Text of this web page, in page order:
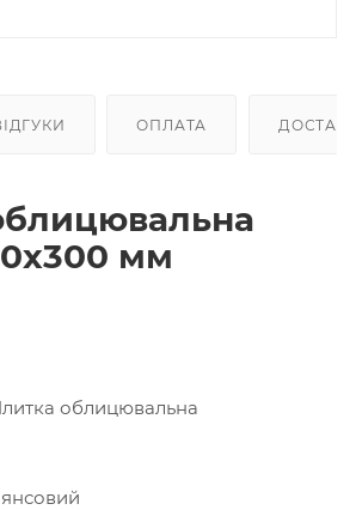
ОПЛАТА
мм
облицювальна